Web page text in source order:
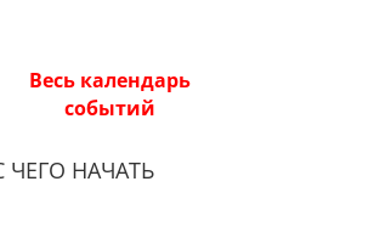
Весь календарь
событий
ЧЕГО НАЧАТЬ